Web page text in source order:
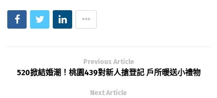
Previous Article
520掀結婚潮！桃園439對新人搶登記 戶所暖送小禮物
Next Article